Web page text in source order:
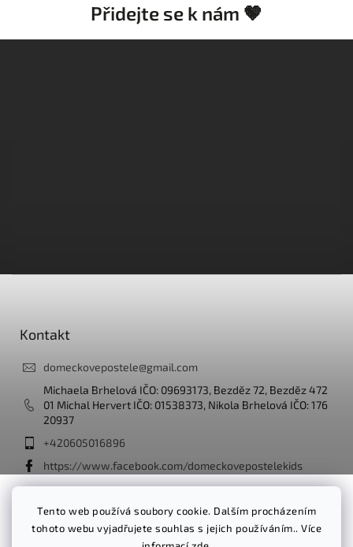
Tento web používá soubory cookie. Dalším procházením
tohoto webu vyjadřujete souhlas s jejich používáním.. Více
Přidejte se k nám 🤎
Kontakt
domeckovepostele@gmail.com
Michaela Brhelová IČO: 09693173, Bezděz 72, Bezděz 472
01 Michal Hervert IČO: 01538373, Nikola Brhelová IČO: 176
20937
+420605016896
https://www.facebook.com/domeckovepostelekids
domeckove_postele_kids/
Facebook